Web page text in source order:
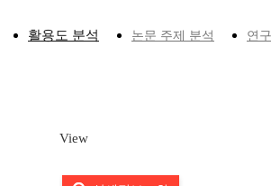
활용도 분석 논문 주제 분석 연
View